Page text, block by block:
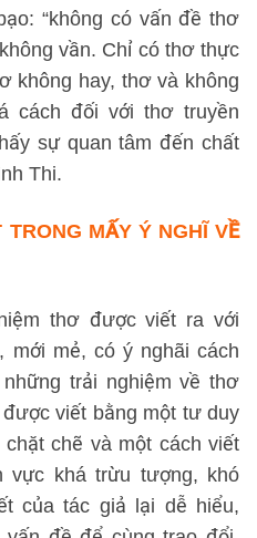
“không có vấn đề thơ
vần. Chỉ có thơ thực
không hay, thơ và không
cách đối với thơ truyền
sự quan tâm đến chất
Thi.
TRONG MẤY Ý NGHĨ VỀ
thơ được viết ra với
mới mẻ, có ý nghãi cách
trải nghiệm về thơ
viết bằng một tư duy
chẽ và một cách viết
khá trừu tượng, khó
của tác giả lại dễ hiểu,